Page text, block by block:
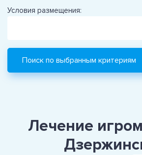
Условия размещения:
Лечение